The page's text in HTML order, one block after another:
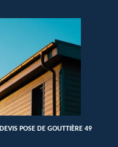
DEVIS POSE DE GOUTTIÈRE 49